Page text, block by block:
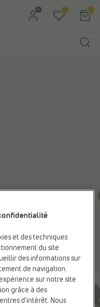
au menu principal
0 0
et des techniques
du site
des informations sur
de navigation.
sur notre site
grâce à des
d’intérêt. Nous